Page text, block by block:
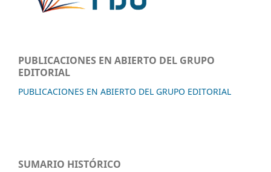
PUBLICACIONES EN ABIERTO DEL GRUPO
EDITORIAL
PUBLICACIONES EN ABIERTO DEL GRUPO EDITORIAL
SUMARIO HISTÓRICO